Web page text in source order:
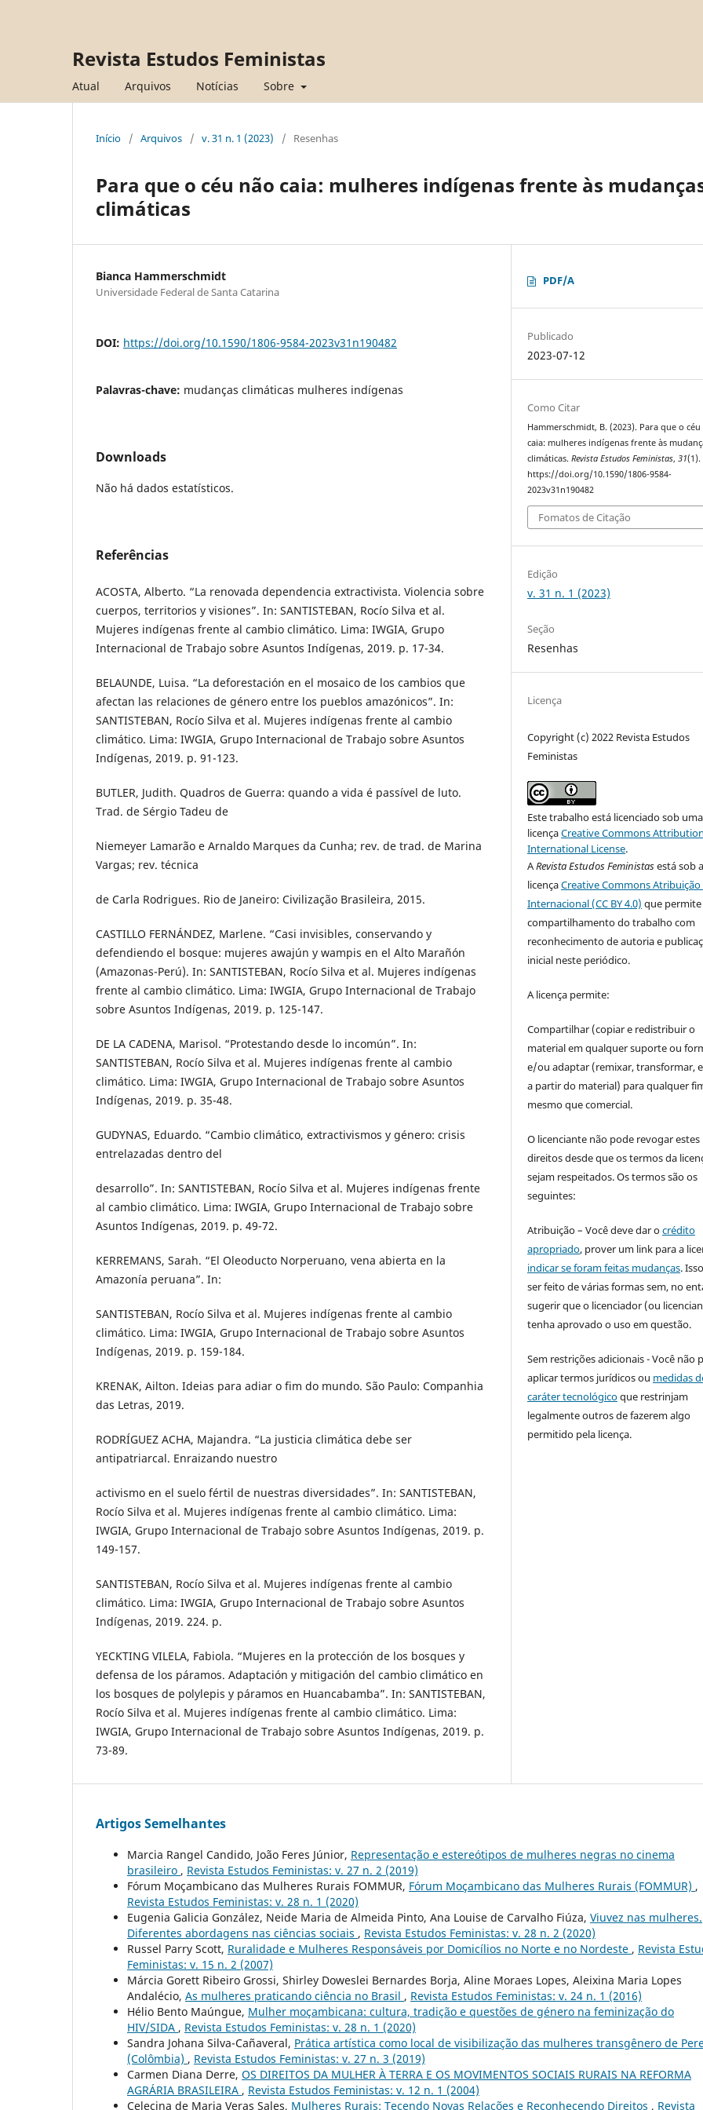
Revista Estudos Feministas
Atual Arquivos Notícias Sobre
Início / Arquivos / v. 31 n. 1 (2023) / Resenhas
Para que o céu não caia: mulheres indígenas frente às
climáticas
Bianca Hammerschmidt
Universidade Federal de Santa Catarina
DOI: https://doi.org/10.1590/1806-9584-2023v31n190482
Palavras-chave: mudanças climáticas mulheres indígenas
Downloads
Não há dados estatísticos.
Referências
ACOSTA, Alberto. “La renovada dependencia extractivista. Violencia sobre
cuerpos, territorios y visiones”. In: SANTISTEBAN, Rocío Silva et al.
Mujeres indígenas frente al cambio climático. Lima: IWGIA, Grupo
Internacional de Trabajo sobre Asuntos Indígenas, 2019. p. 17-34.
BELAUNDE, Luisa. “La deforestación en el mosaico de los cambios que
afectan las relaciones de género entre los pueblos amazónicos”. In:
SANTISTEBAN, Rocío Silva et al. Mujeres indígenas frente al cambio
climático. Lima: IWGIA, Grupo Internacional de Trabajo sobre Asuntos
Indígenas, 2019. p. 91-123.
BUTLER, Judith. Quadros de Guerra: quando a vida é passível de luto.
Trad. de Sérgio Tadeu de
Niemeyer Lamarão e Arnaldo Marques da Cunha; rev. de trad. de Marina
Vargas; rev. técnica
de Carla Rodrigues. Rio de Janeiro: Civilização Brasileira, 2015.
CASTILLO FERNÁNDEZ, Marlene. “Casi invisibles, conservando y
defendiendo el bosque: mujeres awajún y wampis en el Alto Marañón
(Amazonas-Perú). In: SANTISTEBAN, Rocío Silva et al. Mujeres indígenas
frente al cambio climático. Lima: IWGIA, Grupo Internacional de Trabajo
sobre Asuntos Indígenas, 2019. p. 125-147.
DE LA CADENA, Marisol. “Protestando desde lo incomún”. In:
SANTISTEBAN, Rocío Silva et al. Mujeres indígenas frente al cambio
climático. Lima: IWGIA, Grupo Internacional de Trabajo sobre Asuntos
Indígenas, 2019. p. 35-48.
GUDYNAS, Eduardo. “Cambio climático, extractivismos y género: crisis
entrelazadas dentro del
desarrollo”. In: SANTISTEBAN, Rocío Silva et al. Mujeres indígenas frente
al cambio climático. Lima: IWGIA, Grupo Internacional de Trabajo sobre
Asuntos Indígenas, 2019. p. 49-72.
KERREMANS, Sarah. “El Oleoducto Norperuano, vena abierta en la
Amazonía peruana”. In:
SANTISTEBAN, Rocío Silva et al. Mujeres indígenas frente al cambio
climático. Lima: IWGIA, Grupo Internacional de Trabajo sobre Asuntos
Indígenas, 2019. p. 159-184.
KRENAK, Ailton. Ideias para adiar o fim do mundo. São Paulo: Companhia
das Letras, 2019.
RODRÍGUEZ ACHA, Majandra. “La justicia climática debe ser
antipatriarcal. Enraizando nuestro
activismo en el suelo fértil de nuestras diversidades”. In: SANTISTEBAN,
Rocío Silva et al. Mujeres indígenas frente al cambio climático. Lima:
IWGIA, Grupo Internacional de Trabajo sobre Asuntos Indígenas, 2019. p.
149-157.
SANTISTEBAN, Rocío Silva et al. Mujeres indígenas frente al cambio
climático. Lima: IWGIA, Grupo Internacional de Trabajo sobre Asuntos
Indígenas, 2019. 224. p.
YECKTING VILELA, Fabiola. “Mujeres en la protección de los bosques y
defensa de los páramos. Adaptación y mitigación del cambio climático en
los bosques de polylepis y páramos en Huancabamba”. In: SANTISTEBAN,
Rocío Silva et al. Mujeres indígenas frente al cambio climático. Lima:
IWGIA, Grupo Internacional de Trabajo sobre Asuntos Indígenas, 2019. p.
73-89.
PDF/A
Publicado
2023-07-12
Como Citar
Hammerschmidt, B. (2023). Para que o céu
caia: mulheres indígenas frente às
climáticas.Revista Estudos Feministas,31(1).
https://doi.org/10.1590/1806-9584-
2023v31n190482
Fomatos de Citação
Edição
v. 31 n. 1 (2023)
Seção
Resenhas
Licença
Copyright (c) 2022 Revista Estudos
Feministas
Este trabalho está licenciado sob uma
licençaCreative Commons
International License.
ARevista Estudos Feministasestá sob a
licençaCreative Commons Atribuição
Internacional (CC BY 4.0) que
compartilhamento do trabalho com
reconhecimento de autoria e
inicial neste periódico.
A licença permite:
Compartilhar (copiar e redistribuir o
material em qualquer suporte ou
e/ou adaptar (remixar, transformar,
a partir do material) para qualquer
mesmo que comercial.
O licenciante não pode revogar estes
direitos desde que os termos da
sejam respeitados. Os termos são os
seguintes:
Atribuição – Você deve dar ocrédito
apropriado, prover um link para a
indicar se foram feitas mudanças.
ser feito de várias formas sem, no
sugerir que o licenciador (ou
tenha aprovado o uso em questão.
Sem restrições adicionais - Você não
aplicar termos jurídicos ou medidas
caráter tecnológicoque restrinjam
legalmente outros de fazerem algo
permitido pela licença.
Artigos Semelhantes
Marcia Rangel Candido, João Feres Júnior, Representação e estereótipos de mulheres negras no cinema
brasileiro , Revista Estudos Feministas: v. 27 n. 2 (2019)
Fórum Moçambicano das Mulheres Rurais FOMMUR, Fórum Moçambicano das Mulheres Rurais (FOMMUR) ,
Revista Estudos Feministas: v. 28 n. 1 (2020)
Eugenia Galicia González, Neide Maria de Almeida Pinto, Ana Louise de Carvalho Fiúza, Viuvez nas mulheres.
Diferentes abordagens nas ciências sociais , Revista Estudos Feministas: v. 28 n. 2 (2020)
Russel Parry Scott, Ruralidade e Mulheres Responsáveis por Domicílios no Norte e no Nordeste , Revista
Feministas: v. 15 n. 2 (2007)
Márcia Gorett Ribeiro Grossi, Shirley Doweslei Bernardes Borja, Aline Moraes Lopes, Aleixina Maria Lopes
Andalécio, As mulheres praticando ciência no Brasil , Revista Estudos Feministas: v. 24 n. 1 (2016)
Hélio Bento Maúngue, Mulher moçambicana: cultura, tradição e questões de género na feminização do
HIV/SIDA , Revista Estudos Feministas: v. 28 n. 1 (2020)
Sandra Johana Silva-Cañaveral, Prática artística como local de visibilização das mulheres transgênero de
(Colômbia) , Revista Estudos Feministas: v. 27 n. 3 (2019)
Carmen Diana Derre, OS DIREITOS DA MULHER À TERRA E OS MOVIMENTOS SOCIAIS RURAIS NA REFORMA
AGRÁRIA BRASILEIRA , Revista Estudos Feministas: v. 12 n. 1 (2004)
Celecina de Maria Veras Sales, Mulheres Rurais: Tecendo Novas Relações e Reconhecendo Direitos , Revista